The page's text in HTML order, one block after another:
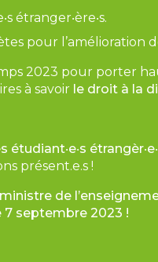
étranger‧ère‧s.
pour
2023 pour porter
à savoir le droit à la
présent.e.s !
de
7 septembre 2023 !